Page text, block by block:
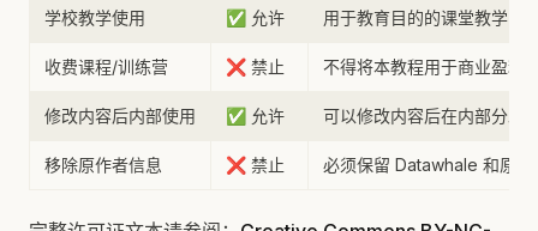
学校教学使用 ✅ 允许 用于教育目的的课堂教学
收费课程/训练营 ❌ 禁止 不得将本教程用于商业盈利
修改内容后内部使用 ✅ 允许 可以修改内容后在内部分发
移除原作者信息 ❌ 禁止 必须保留 Datawhale 和原作